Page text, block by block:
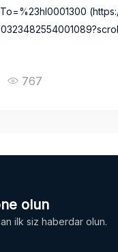
767
olun
ilk siz haberdar olun.